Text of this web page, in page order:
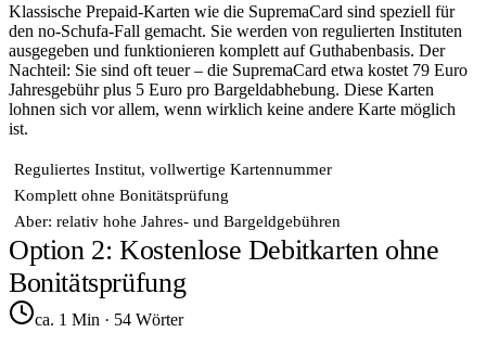
Klassische Prepaid-Karten wie die SupremaCard sind speziell für
den no-Schufa-Fall gemacht. Sie werden von regulierten Instituten
ausgegeben und funktionieren komplett auf Guthabenbasis. Der
Nachteil: Sie sind oft teuer – die SupremaCard etwa kostet 79 Euro
Jahresgebühr plus 5 Euro pro Bargeldabhebung. Diese Karten
lohnen sich vor allem, wenn wirklich keine andere Karte möglich
ist.
Reguliertes Institut, vollwertige Kartennummer
Komplett ohne Bonitätsprüfung
Aber: relativ hohe Jahres- und Bargeldgebühren
Option 2: Kostenlose Debitkarten ohne
Bonitätsprüfung
ca. 1 Min · 54 Wörter